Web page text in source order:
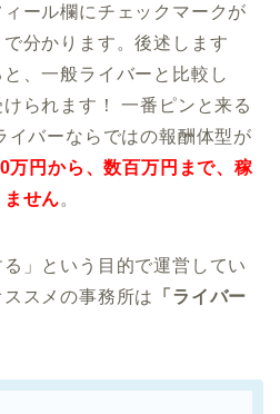
ール欄にチェックマークが
分かります。後述します
、一般ライバーと比較し
られます！ 一番ピンと来る
イバーならではの報酬体型が
万円から、数百万円まで、稼
せん。
る」という目的で運営してい
スメの事務所は
「ライバー